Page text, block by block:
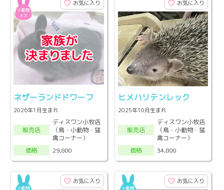
お気に入り
ネザーランドドワーフ
2026年1月生まれ
販売店
ディスワン小牧店
（鳥・小動物・猛
禽コーナー）
価格
29,800
お気に入り
ヒメハリテンレック
2025年10月生まれ
販売店
ディスワン小牧店
（鳥・小動物・猛
禽コーナー）
価格
34,800
お気に入り お気に入り